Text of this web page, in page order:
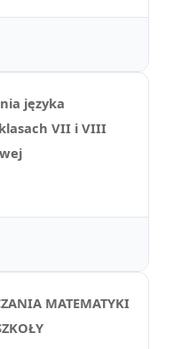
języka
VII i VIII
MATEMATYKI